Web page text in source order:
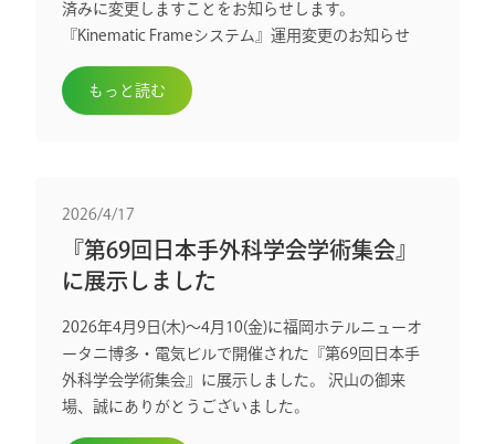
済みに変更しますことをお知らせします。
『Kinematic Frameシステム』運用変更のお知らせ
もっと読む
2026/4/17
『第69回日本手外科学会学術集会』
に展示しました
2026年4月9日(木)～4月10(金)に福岡ホテルニューオ
ータニ博多・電気ビルで開催された『第69回日本手
外科学会学術集会』に展示しました。 沢山の御来
場、誠にありがとうございました。